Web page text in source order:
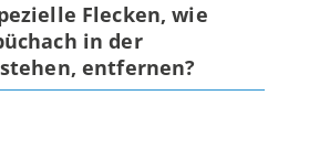
Flecken, wie
in der
entfernen?